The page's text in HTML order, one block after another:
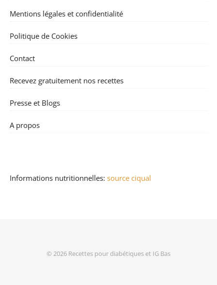
Mentions légales et confidentialité
Politique de Cookies
Contact
Recevez gratuitement nos recettes
Presse et Blogs
A propos
Informations nutritionnelles: source ciqual
© 2026 Recettes pour diabétiques et IG Bas